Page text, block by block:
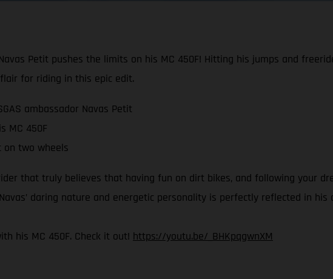
Petit pushes the limits on his MC 450F! Hitting his jumps and
for riding in this epic edit.
ambassador Navas Petit
MC 450F
on two wheels
that truly believes that having fun on dirt bikes, and following your
daring nature and energetic personality is perfectly reflected in
his MC 450F. Check it out! https://youtu.be/_BHKpqgwnXM